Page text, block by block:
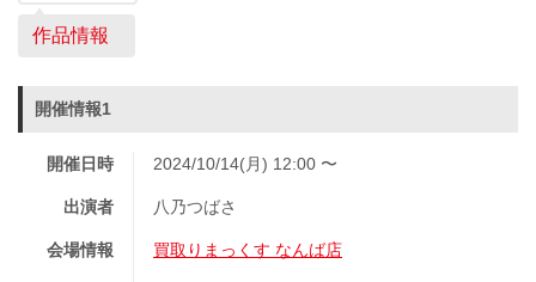
作品情報
開催情報1
開催日時 2024/10/14(月) 12:00 〜
出演者 八乃つばさ
会場情報 買取りまっくす なんば店